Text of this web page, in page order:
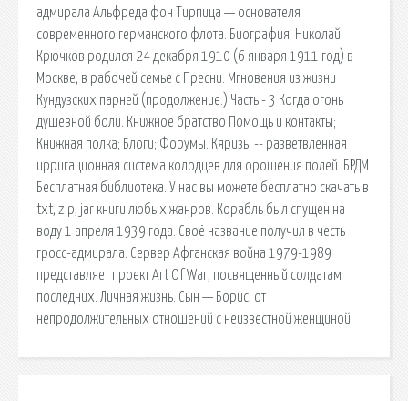
адмирала Альфреда фон Тирпица — основателя
современного германского флота. Биография. Николай
Крючков родился 24 декабря 1910 (6 января 1911 год) в
Москве, в рабочей семье с Пресни. Мгновения из жизни
Кундузских парней (продолжение.) Часть - 3 Когда огонь
душевной боли. Книжное братство Помощь и контакты;
Книжная полка; Блоги; Форумы. Кяризы -- разветвленная
ирригационная система колодцев для орошения полей. БРДМ.
Бесплатная библиотека. У нас вы можете бесплатно скачать в
txt, zip, jar книги любых жанров. Корабль был спущен на
воду 1 апреля 1939 года. Своё название получил в честь
гросс-адмирала. Сервер Афганская война 1979-1989
представляет проект Art Of War, посвященный солдатам
последних. Личная жизнь. Сын — Борис, от
непродолжительных отношений с неизвестной женщиной.